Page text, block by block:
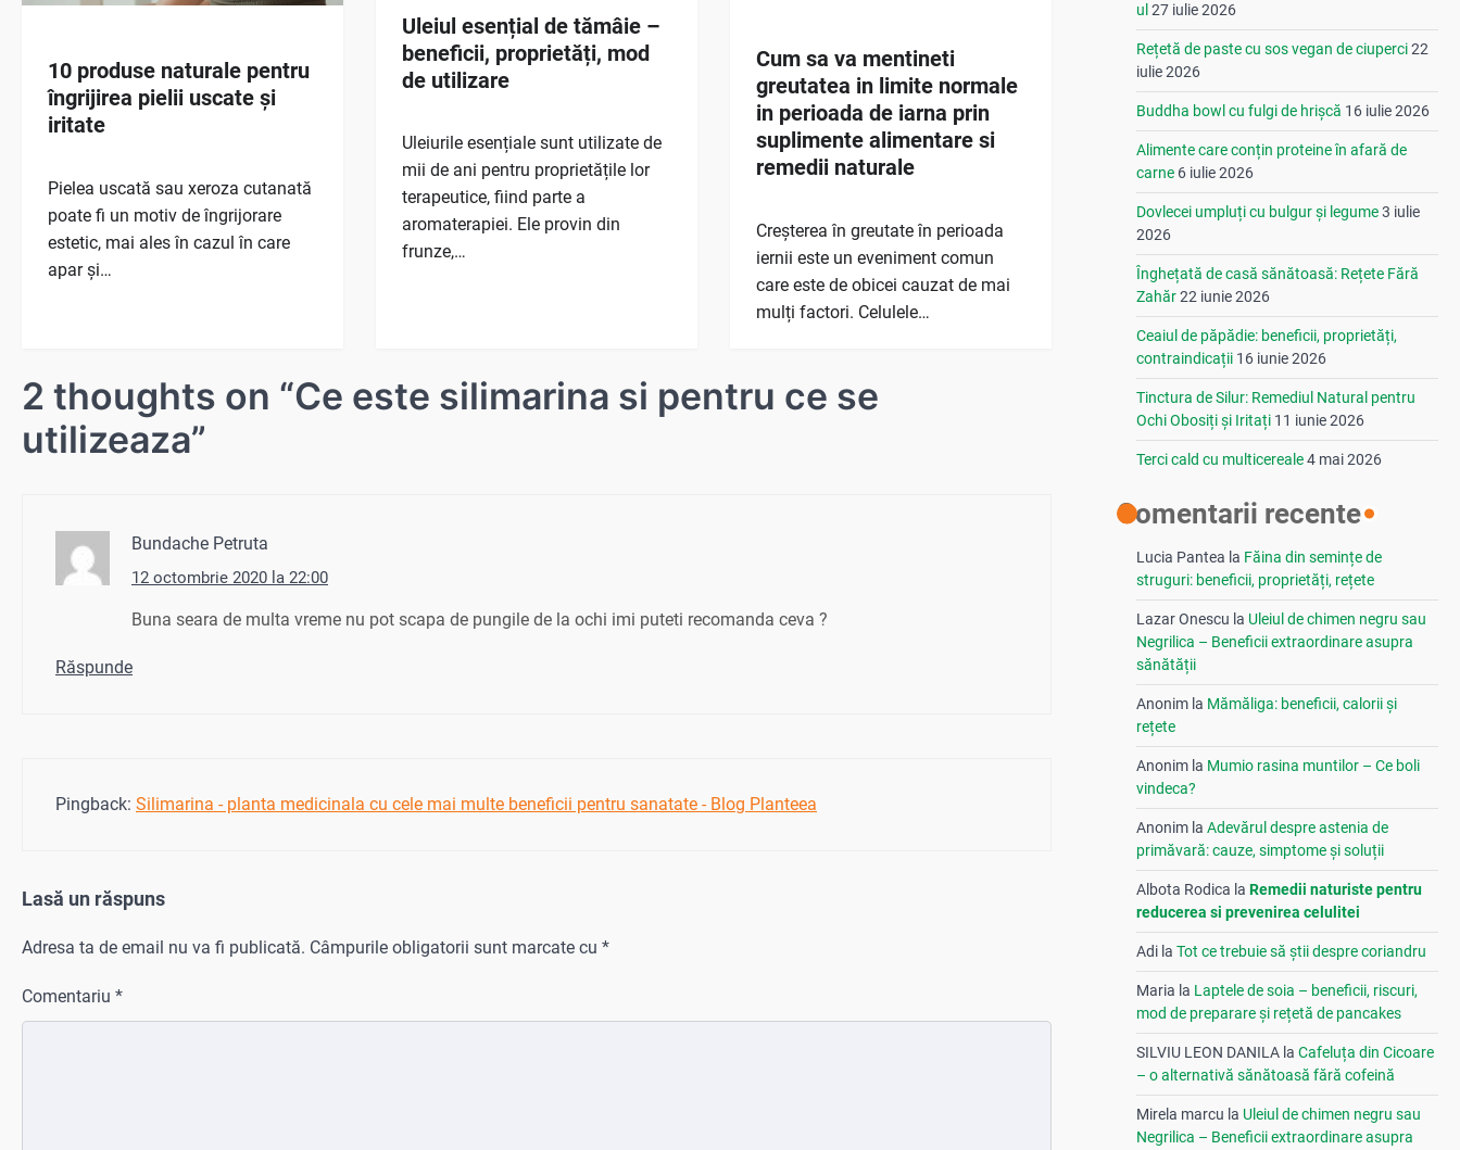
10 produse naturale pentru
îngrijirea pielii uscate și
iritate
Pielea uscată sau xeroza cutanată
poate fi un motiv de îngrijorare
estetic, mai ales în cazul în care
apar și…
Uleiul esențial de tămâie –
beneficii, proprietăți, mod
de utilizare
Uleiurile esențiale sunt utilizate de
mii de ani pentru proprietățile lor
terapeutice, fiind parte a
aromaterapiei. Ele provin din
frunze,…
Cum sa va mentineti
greutatea in limite normale
in perioada de iarna prin
suplimente alimentare si
remedii naturale
Creșterea în greutate în perioada
iernii este un eveniment comun
care este de obicei cauzat de mai
mulți factori. Celulele…
2 thoughts on “Ce este silimarina si pentru ce se
utilizeaza”
Bundache Petruta
12 octombrie 2020 la 22:00
Buna seara de multa vreme nu pot scapa de pungile de la ochi imi puteti recomanda ceva ?
Răspunde
Pingback: Silimarina - planta medicinala cu cele mai multe beneficii pentru sanatate - Blog Planteea
Lasă un răspuns
Adresa ta de email nu va fi publicată. Câmpurile obligatorii sunt marcate cu *
Comentariu *
ul 27 iulie 2026
Rețetă de paste cu sos vegan de ciuperci22
iulie 2026
Buddha bowl cu fulgi de hrișcă 16 iulie 2026
Alimente care conțin proteine în afară de
carne 6 iulie 2026
Dovlecei umpluți cu bulgur și legume3 iulie
2026
Înghețată de casă sănătoasă: Rețete Fără
Zahăr22 iunie 2026
Ceaiul de păpădie: beneficii, proprietăți,
contraindicații 16 iunie 2026
Tinctura de Silur: Remediul Natural pentru
Ochi Obosiți și Iritați 11 iunie 2026
Terci cald cu multicereale4 mai 2026
Comentarii recente
Lucia Pantea la Făina din semințe de
struguri: beneficii, proprietăți, rețete
Lazar Onescu la Uleiul de chimen negru sau
Negrilica – Beneficii extraordinare asupra
sănătății
Anonim la Mămăliga: beneficii, calorii și
rețete
Anonim la Mumio rasina muntilor – Ce boli
vindeca?
Anonim la Adevărul despre astenia de
primăvară: cauze, simptome și soluții
Albota Rodica la Remedii naturiste pentru
reducerea si prevenirea celulitei
Adi la Tot ce trebuie să știi despre coriandru
Maria la Laptele de soia – beneficii, riscuri,
mod de preparare și rețetă de pancakes
SILVIU LEON DANILA la Cafeluța din Cicoare
– o alternativă sănătoasă fără cofeină
Mirela marcu la Uleiul de chimen negru sau
Negrilica – Beneficii extraordinare asupra